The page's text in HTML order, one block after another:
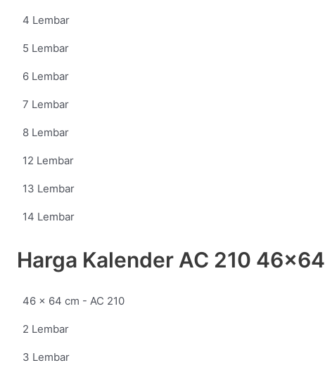
4 Lembar
5 Lembar
6 Lembar
7 Lembar
8 Lembar
12 Lembar
13 Lembar
14 Lembar
Harga Kalender AC 210 46x64
46 x 64 cm - AC 210
2 Lembar
3 Lembar